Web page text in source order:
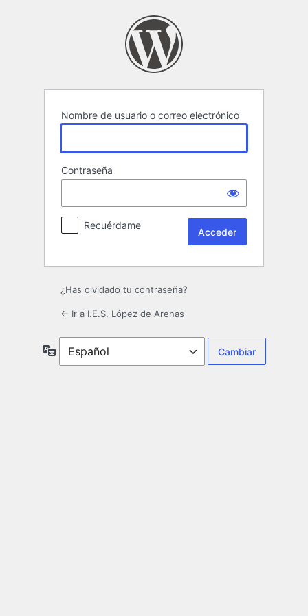
Nombre de usuario o correo electrónico
Contraseña
Recuérdame
¿Has olvidado tu contraseña?
← Ir a I.E.S. López de Arenas
Idioma